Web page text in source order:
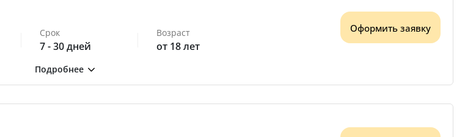
Срок
7 - 30 дней
Возраст
от 18 лет
Оформить заявку